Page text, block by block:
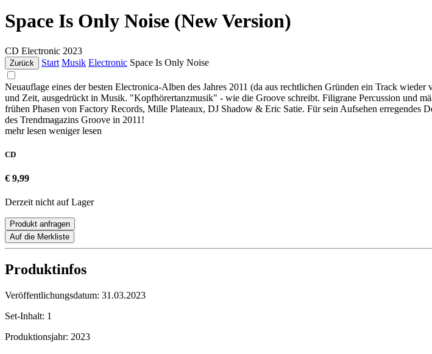
Space Is Only Noise (New Version)
CD Electronic 2023
Zurück Start Musik Electronic Space Is Only Noise
Neuauflage eines der besten Electronica-Alben des Jahres 2011 (da aus rechtlichen Gründen ein Track
und Zeit, ausgedrückt in Musik. "Kopfhörertanzmusik" - wie die Groove schreibt. Filigrane Percussion und
frühen Phasen von Factory Records, Mille Plateaux, DJ Shadow & Eric Satie. Für sein Aufsehen
des Trendmagazins Groove in 2011!
mehr lesen weniger lesen
CD
€ 9,99
Derzeit nicht auf Lager
Produkt anfragen
Auf die Merkliste
Produktinfos
Veröffentlichungsdatum: 31.03.2023
Set-Inhalt: 1
Produktionsjahr: 2023